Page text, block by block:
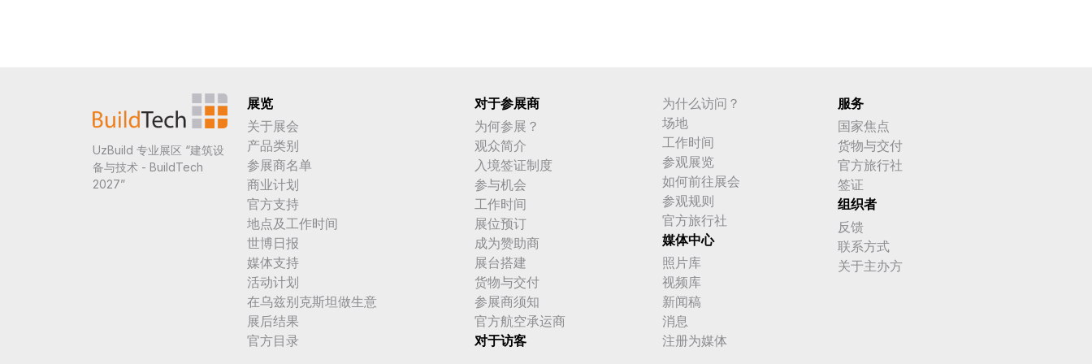
UzBuild 专业展区 “建筑设
备与技术 - BuildTech
2027”
展览
关于展会
产品类别
参展商名单
商业计划
官方支持
地点及工作时间
世博日报
媒体支持
活动计划
在乌兹别克斯坦做生意
展后结果
官方目录
对于参展商
为何参展？
观众简介
入境签证制度
参与机会
工作时间
展位预订
成为赞助商
展台搭建
货物与交付
参展商须知
官方航空承运商
对于访客
为什么访问？
场地
工作时间
参观展览
如何前往展会
参观规则
官方旅行社
媒体中心
照片库
视频库
新闻稿
消息
注册为媒体
服务
国家焦点
货物与交付
官方旅行社
签证
组织者
反馈
联系方式
关于主办方